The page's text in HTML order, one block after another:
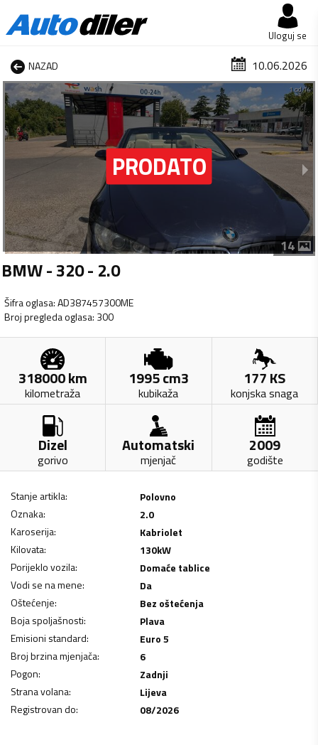
Uloguj se
NAZAD 10.06.2026
1 od 14
14
BMW - 320 - 2.0
Šifra oglasa:AD387457300ME
Broj pregleda oglasa: 300
318000km
kilometraža
1995cm3
kubikaža
177KS
konjska snaga
Dizel
gorivo
Automatski
mjenjač
2009
godište
Stanje artikla:
Polovno
Oznaka:
2.0
Karoserija:
Kabriolet
Kilovata: 130kW
Porijeklo vozila:
Domaće tablice
Vodi se na mene:
Da
Oštećenje:
Bez oštećenja
Boja spoljašnosti:
Plava
Emisioni standard:
Euro 5
Broj brzina mjenjača:
6
Pogon:
Zadnji
Strana volana:
Lijeva
Registrovan do: 08/2026